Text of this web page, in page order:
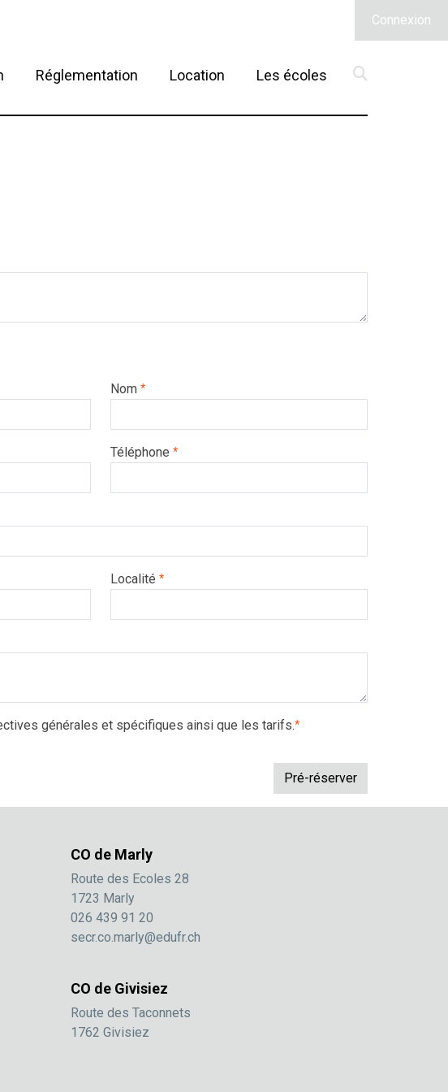
Réglementation Location (current)Les écoles
Connexion
Nom *
Téléphone *
Localité *
générales et spécifiques ainsi que les tarifs.*
CO de Marly
Route des Ecoles 28
1723 Marly
026 439 91 20
secr.co.marly@edufr.ch
CO de Givisiez
Route des Taconnets
1762 Givisiez